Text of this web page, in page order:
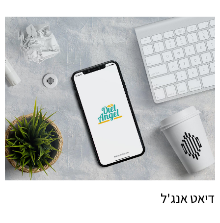
דיאט אנג'ל